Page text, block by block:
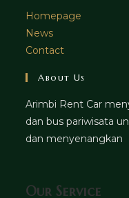
Homepage
News
Contact
About Us
Arimbi Rent Car
dan bus pariwisata
dan menyenangkan
Our Service